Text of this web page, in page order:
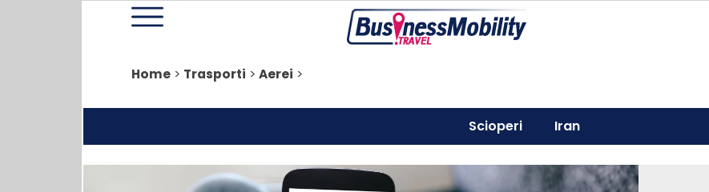
Home > Trasporti > Aerei >
Scioperi Iran